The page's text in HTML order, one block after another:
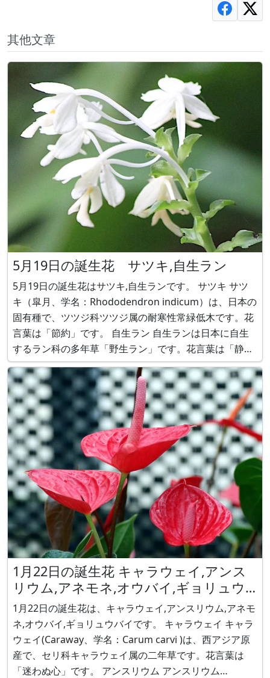
其他文章
5月19日の誕生花 サツキ,自生ラン
5月19日の誕生花はサツキ,自生ランです。 サツキ サツ
キ（皐月、学名：Rhododendron indicum）は、日本の
固有種で、ツツジ科ツツジ属の耐寒性常緑低木です。花
言葉は「節約」です。 自生ラン 自生ランは日本に自生
するラン科の多年草「野生ラン」です。花言葉は「静
寂」です。自生ランの種類には以下のものがあります。
ツルラン（鶴蘭、学名：Calanthe triplicata）、
1月22日の誕生花 キャラウェイ,アンス
リウム,アネモネ,オウバイ,ギョリュウ
バイ
1月22日の誕生花は、キャラウェイ,アンスリウム,アネモ
ネ,オウバイ,ギョリュウバイです。 キャラウェイ キャラ
ウェイ(Caraway、学名：Carum carvi )は、西アジア原
産で、セリ科キャラウェイ属の二年草です。花言葉は
「迷わぬ心」です。 アンスリウム アンスリウム